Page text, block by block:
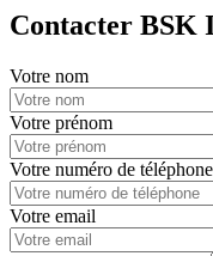
Contacter
Votre nom
Votre prénom
Votre numéro de téléphone
Votre email